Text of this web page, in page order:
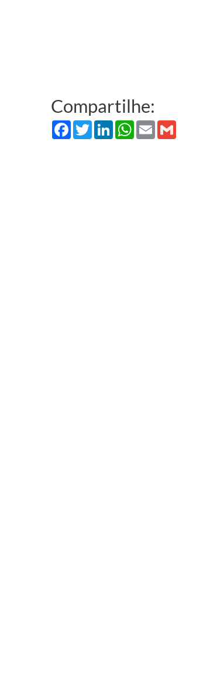
Compartilhe:
FacebookTwitterLinkedInWhatsApp
Email